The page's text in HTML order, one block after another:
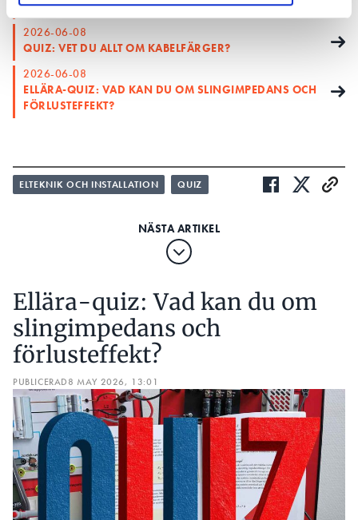
QUIZ: KAN DU ALLT OM POOL- OCH SPAINSTALLATIONER?
2026-06-08
QUIZ: VET DU ALLT OM KABELFÄRGER?
2026-06-08
ELLÄRA-QUIZ: VAD KAN DU OM SLINGIMPEDANS OCH
FÖRLUSTEFFEKT?
ELTEKNIK OCH INSTALLATION QUIZ
Ellära-quiz: Vad kan du om
slingimpedans och
förlusteffekt?
PUBLICERAD8 MAY 2026, 13:01